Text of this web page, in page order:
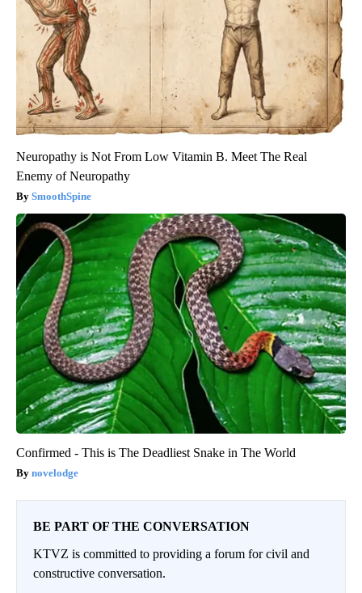
Neuropathy is Not From Low Vitamin B. Meet The Real
Enemy of Neuropathy
SmoothSpine
Confirmed - This is The Deadliest Snake in The World
novelodge
BE PART OF THE CONVERSATION
KTVZ is committed to providing a forum for civil and
constructive conversation.